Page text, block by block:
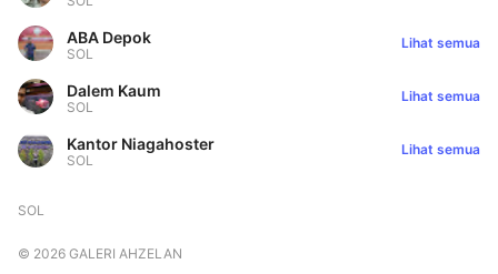
ABA Depok
SOL
Lihat semua
Dalem Kaum
SOL
Lihat semua
Kantor Niagahoster
SOL
Lihat semua
SOL
© 2026 GALERI AHZELAN